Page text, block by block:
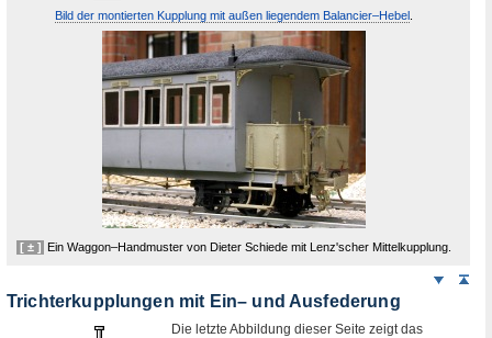
Bild der montierten Kupplung mit außen liegendem Balancier–Hebel
[ ± ] Ein Waggon–Handmuster von Dieter Schiede mit Lenz'scher Mittelkupplung.
Weiter
Trichterkupplungen mit Ein– und Ausfederung
Die letzte Abbildung dieser Seite zeigt das